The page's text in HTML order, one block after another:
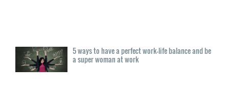
5 ways to have a perfect work-life balance and be
a super woman at work